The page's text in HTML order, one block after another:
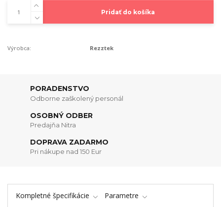
Pridať do košíka
Výrobca: Rezztek
PORADENSTVO
Odborne zaškolený personál
OSOBNÝ ODBER
Predajňa Nitra
DOPRAVA ZADARMO
Pri nákupe nad 150 Eur
Kompletné špecifikácie Parametre